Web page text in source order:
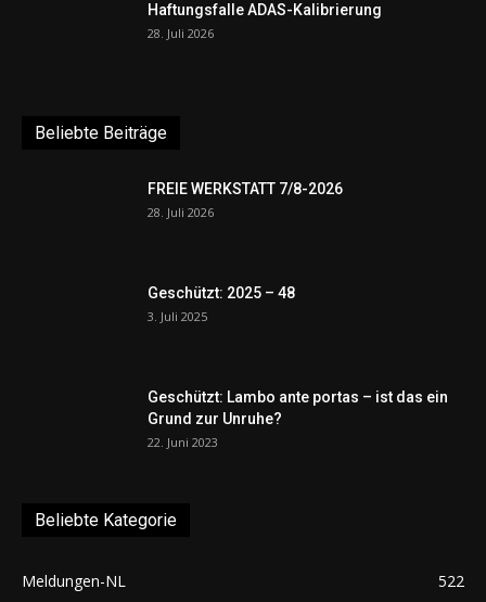
Haftungsfalle ADAS-Kalibrierung
28. Juli 2026
Beliebte Beiträge
FREIE WERKSTATT 7/8-2026
28. Juli 2026
Geschützt: 2025 – 48
3. Juli 2025
Geschützt: Lambo ante portas – ist das ein
Grund zur Unruhe?
22. Juni 2023
Beliebte Kategorie
Meldungen-NL
522